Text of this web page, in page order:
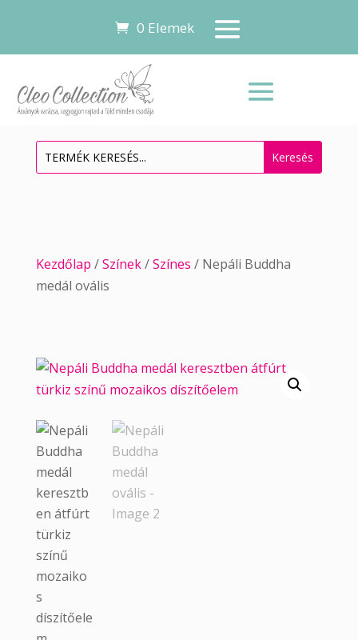
0 Elemek
Kezdőlap /Színek/Színes / Nepáli Buddha
medál ovális